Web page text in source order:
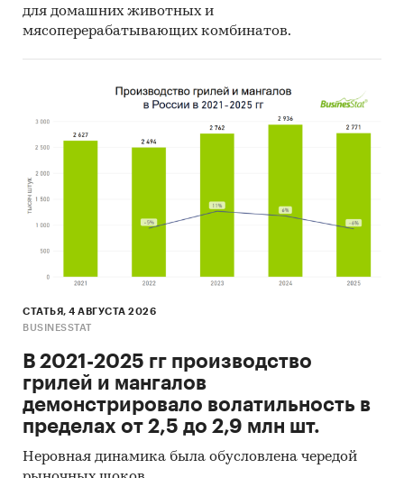
для домашних животных и
мясоперерабатывающих комбинатов.
СТАТЬЯ, 4 АВГУСТА 2026
BUSINESSTAT
В 2021-2025 гг производство
грилей и мангалов
демонстрировало волатильность в
пределах от 2,5 до 2,9 млн шт.
Неровная динамика была обусловлена чередой